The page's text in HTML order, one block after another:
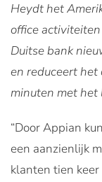
Heydt het
office
Duitse bank
en reduceert
minuten met
“Door Appian
een aanzienlijk
klanten tien